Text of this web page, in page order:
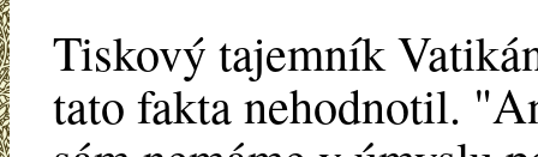
Tiskový tajemník
tato fakta nehodnotil.